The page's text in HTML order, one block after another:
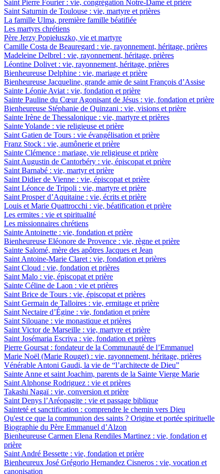
Saint Pierre Fourier : vie, congrégation Notre-Dame et prière
Saint Saturnin de Toulouse : vie, martyre et prières
La famille Ulma, première famille béatifiée
Les martyrs chrétiens
Père Jerzy Popiełuszko, vie et martyre
Camille Costa de Beauregard : vie, rayonnement, héritage, prières
Madeleine Delbrel : vie, rayonnement, héritage, prières
Léontine Dolivet : vie, rayonnement, héritage, prières
Bienheureuse Delphine : vie, mariage et prière
Bienheureuse Jacqueline, grande amie de saint François d’Assise
Sainte Léonie Aviat : vie, fondation et prière
Sainte Pauline du Cœur Agonisant de Jésus : vie, fondation et prière
Bienheureuse Stéphanie de Quinzani : vie, visions et prière
Sainte Irène de Thessalonique : vie, martyre et prières
Sainte Yolande : vie religieuse et prière
Saint Gatien de Tours : vie évangélisation et prière
Franz Stock : vie, aumônerie et prière
Sainte Clémence : mariage, vie religieuse et prière
Saint Augustin de Cantorbéry : vie, épiscopat et prière
Saint Barnabé : vie, martyr et prière
Saint Didier de Vienne : vie, épiscopat et prière
Saint Léonce de Tripoli : vie, martyre et prière
Saint Prosper d’Aquitaine : vie, écrits et prière
Louis et Marie Quattrocchi : vie, béatification et prière
Les ermites : vie et spiritualité
Les missionnaires chrétiens
Sainte Antoinette : vie, fondation et prière
Bienheureuse Eléonore de Provence : vie, règne et prière
Sainte Salomé, mère des apôtres Jacques et Jean
Saint Antoine-Marie Claret : vie, fondation et prières
Saint Cloud : vie, fondation et prières
Saint Malo : vie, épiscopat et prière
Sainte Céline de Laon : vie et prières
Saint Brice de Tours : vie, épiscopat et prières
Saint Germain de Talloires : vie, ermitage et prière
Saint Nectaire d’Égine : vie, fondation et prière
Saint Silouane : vie monastique et prières
Saint Victor de Marseille : vie, martyre et prière
Saint Josémaria Escriva : vie, fondation et prières
Pierre Goursat : fondateur de la Communauté de l’Emmanuel
Marie Noël (Marie Rouget) : vie, rayonnement, héritage, prières
Vénérable Antoni Gaudi, la vie de “l’architecte de Dieu”
Sainte Anne et saint Joachim, parents de la Sainte Vierge Marie
Saint Alphonse Rodriguez : vie et prières
Takashi Nagaï : vie, conversion et prière
Saint Denys l’Aréopagite : vie et passage biblique
Sainteté et sanctification : comprendre le chemin vers Dieu
Qu'est ce que la communion des saints ? Origine et portée spirituelle
Biographie du Père Emmanuel d’Alzon
Bienheureuse Carmen Elena Rendiles Martinez : vie, fondation et
prière
Saint André Bessette : vie, fondation et prière
Bienheureux José Grégorio Hernandez Cisneros : vie, vocation et
canonisation